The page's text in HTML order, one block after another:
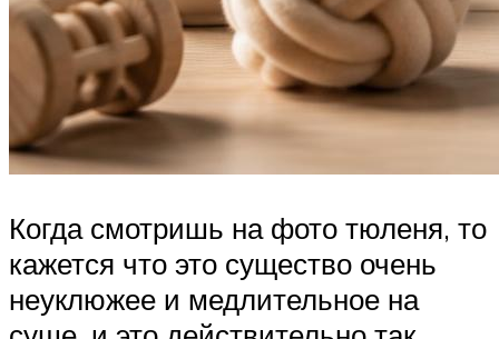
Когда смотришь на фото тюленя, то
кажется что это существо очень
неуклюжее и медлительное на